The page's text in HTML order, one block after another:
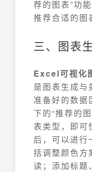
荐的图表”功
推荐合适的图
三、图表
Excel可视化
是图表生成
准备好的数据
下的“推荐的
表类型，即可
后，可以进行
括调整颜色方
读；添加标题